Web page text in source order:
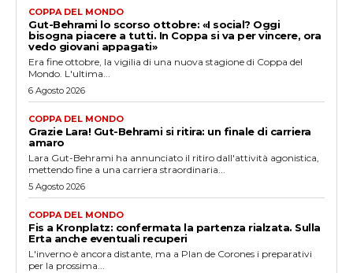
COPPA DEL MONDO
Gut-Behrami lo scorso ottobre: «I social? Oggi
bisogna piacere a tutti. In Coppa si va per vincere, ora
vedo giovani appagati»
Era fine ottobre, la vigilia di una nuova stagione di Coppa del
Mondo. L'ultima...
6 Agosto 2026
COPPA DEL MONDO
Grazie Lara! Gut-Behrami si ritira: un finale di carriera
amaro
Lara Gut-Behrami ha annunciato il ritiro dall'attività agonistica,
mettendo fine a una carriera straordinaria...
5 Agosto 2026
COPPA DEL MONDO
Fis a Kronplatz: confermata la partenza rialzata. Sulla
Erta anche eventuali recuperi
L'inverno è ancora distante, ma a Plan de Corones i preparativi
per la prossima...